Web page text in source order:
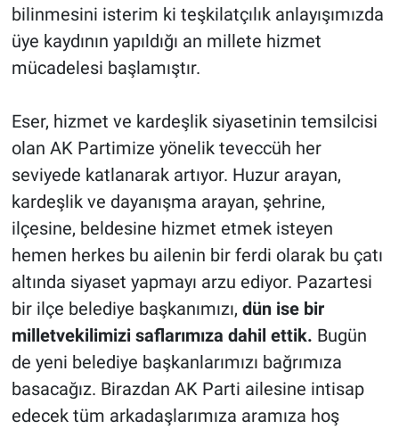
bilinmesini isterim ki teşkilatçılık anlayışımızda
üye kaydının yapıldığı an millete hizmet
mücadelesi başlamıştır.
Eser, hizmet ve kardeşlik siyasetinin temsilcisi
olan AK Partimize yönelik teveccüh her
seviyede katlanarak artıyor. Huzur arayan,
kardeşlik ve dayanışma arayan, şehrine,
ilçesine, beldesine hizmet etmek isteyen
hemen herkes bu ailenin bir ferdi olarak bu çatı
altında siyaset yapmayı arzu ediyor. Pazartesi
bir ilçe belediye başkanımızı, dün ise bir
milletvekilimizi saflarımıza dahil ettik. Bugün
de yeni belediye başkanlarımızı bağrımıza
basacağız. Birazdan AK Parti ailesine intisap
edecek tüm arkadaşlarımıza aramıza hoş